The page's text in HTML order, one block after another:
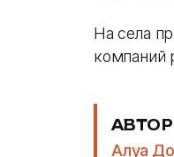
На села
компаний
АВТОР
Алуа